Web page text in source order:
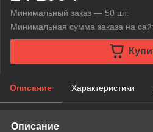
Минимальный заказ — 50 шт.
Минимальная сумма заказа на
Описание Характеристики
Описание